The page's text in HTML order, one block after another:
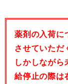
薬剤の入荷に
させていただ
しかしながら
給停止の際は